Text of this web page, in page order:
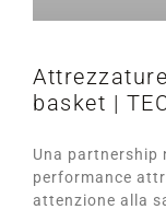
basket |
Una partnership
performance
attenzione alla